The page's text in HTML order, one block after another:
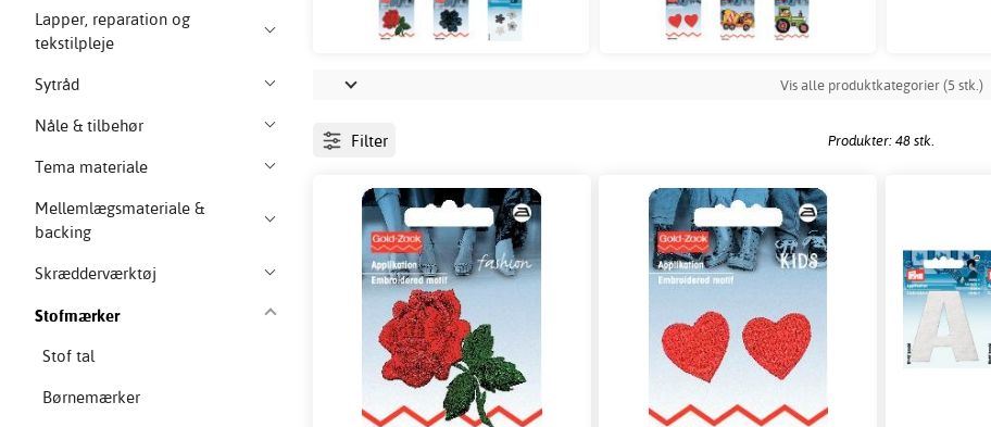
Lapper, reparation og
tekstilpleje
Sytråd
Nåle & tilbehør
Tema materiale
Mellemlægsmateriale &
backing
Skrædderværktøj
Stofmærker
Stof tal
Børnemærker
Vis alle produktkategorier (5 stk.)
Filter Produkter: 48 stk.